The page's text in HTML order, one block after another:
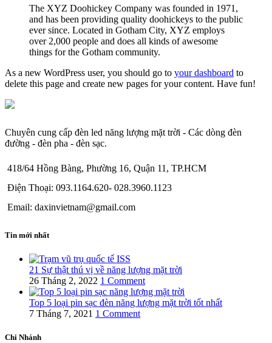
The XYZ Doohickey Company was founded in 1971,
and has been providing quality doohickeys to the public
ever since. Located in Gotham City, XYZ employs
over 2,000 people and does all kinds of awesome
things for the Gotham community.
As a new WordPress user, you should go to your dashboard to
delete this page and create new pages for your content. Have fun!
Chuyên cung cấp đèn led năng lượng mặt trời - Các dòng đèn
đường - đèn pha - đèn sạc.
418/64 Hồng Bàng, Phường 16, Quận 11, TP.HCM
Điện Thoại: 093.1164.620- 028.3960.1123
Email: daxinvietnam@gmail.com
Tin mới nhất
21 Sự thật thú vị về năng lượng mặt trời
26 Tháng 2, 2022 1 Comment
Top 5 loại pin sạc đèn năng lượng mặt trời tốt nhất
7 Tháng 7, 2021 1 Comment
Chi Nhánh